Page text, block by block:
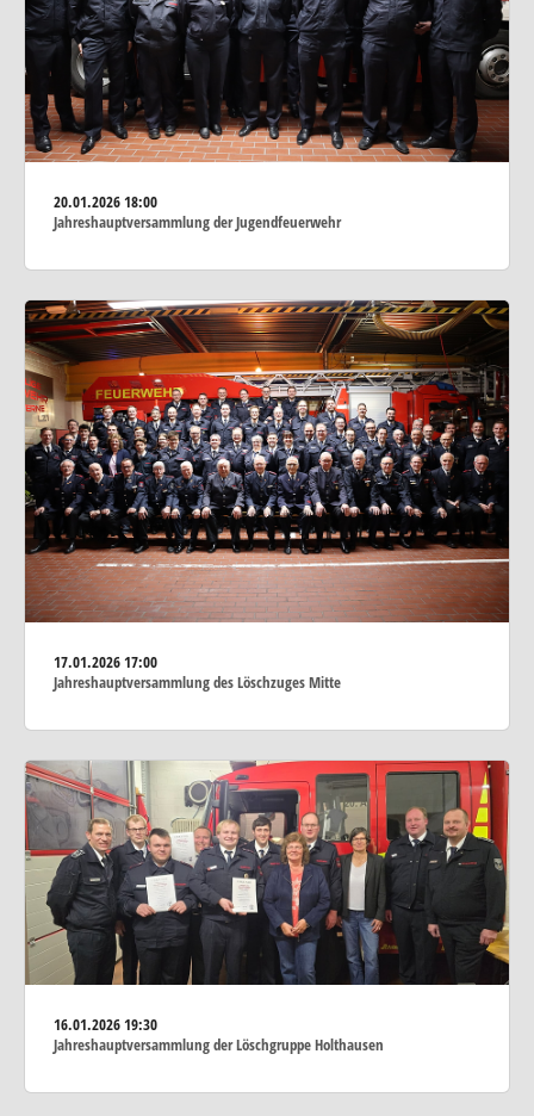
20.01.202618:00
Jahreshauptversammlung der Jugendfeuerwehr
17.01.202617:00
Jahreshauptversammlung des Löschzuges Mitte
16.01.202619:30
Jahreshauptversammlung der Löschgruppe Holthausen